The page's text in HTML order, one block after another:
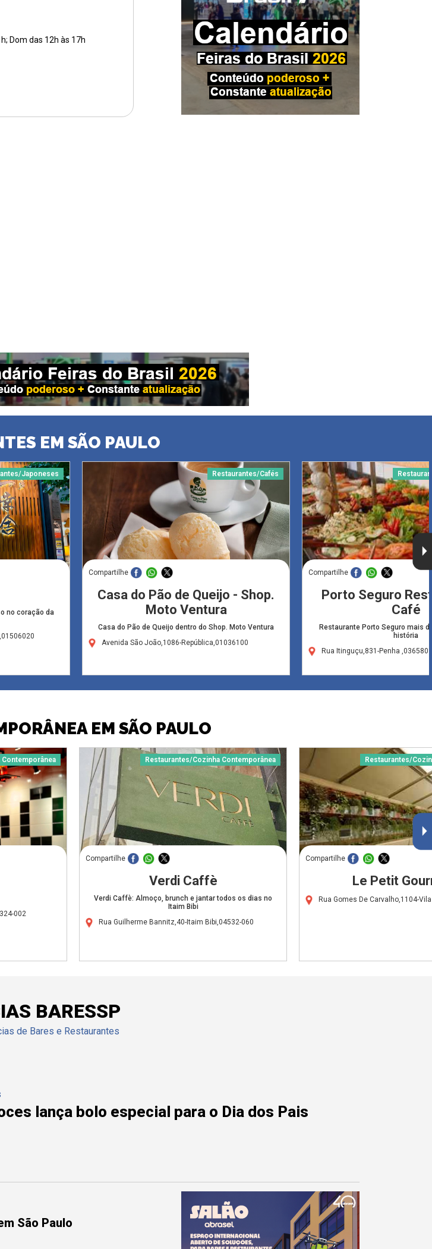
Dom das 12h às 17h
EM SÃO PAULO
Japoneses
no coração da
Restaurantes/Cafés
Compartilhe
Casa do Pão de Queijo - Shop.
Moto Ventura
Casa do Pão de Queijo dentro do Shop. Moto Ventura
Avenida São João,1086-República,01036100
Compartilhe
Porto Seguro
Café
Restaurante Porto Seguro mais
história
Rua Itinguçu,831-Penha
EM SÃO PAULO
002
Restaurantes/Cozinha Contemporânea
Compartilhe
Verdi Caffè
Verdi Caffè: Almoço, brunch e jantar todos os dias no
Itaim Bibi
Rua Guilherme Bannitz,40-Itaim Bibi,04532-060
Restaurantes/
Compartilhe
Le Petit
Rua Gomes De Carvalho,1104-
BARESSP
de Bares e Restaurantes
lança bolo especial para o Dia dos Pais
São Paulo